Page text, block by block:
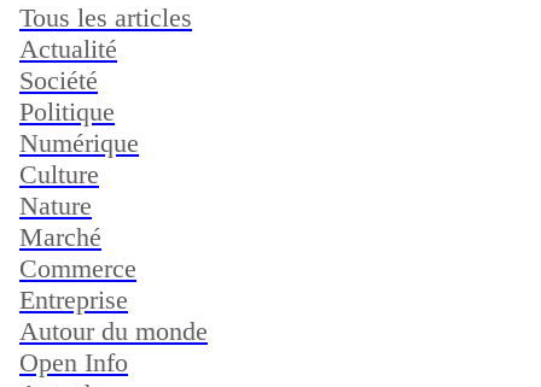
Tous les articles
Actualité
Société
Politique
Numérique
Culture
Nature
Marché
Commerce
Entreprise
Autour du monde
Open Info